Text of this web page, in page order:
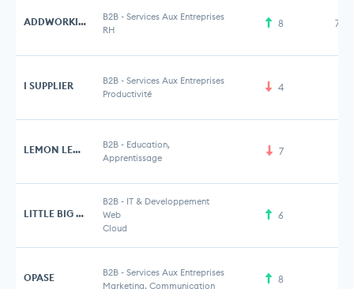
ADDWORKING B2B - Services Aux Entreprises
RH
8
I SUPPLIER B2B - Services Aux Entreprises
Productivité
4
LEMON LEARNING B2B - Education,
Apprentissage
7
LITTLE BIG CONNECTION
B2B - IT & Developpement
Web
Cloud
6
OPASE B2B - Services Aux Entreprises
Marketing, Communication
8